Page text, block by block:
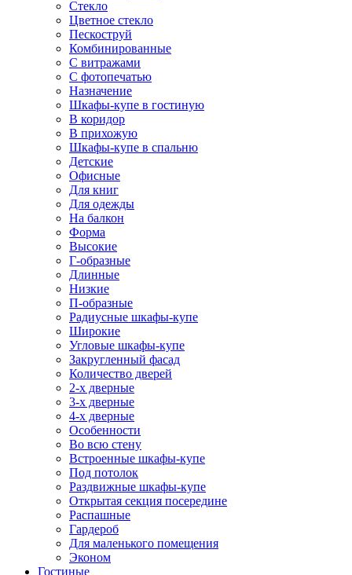
Стекло
Цветное стекло
Пескоструй
Комбинированные
С витражами
С фотопечатью
Назначение
Шкафы-купе в гостиную
В коридор
В прихожую
Шкафы-купе в спальню
Детские
Офисные
Для книг
Для одежды
На балкон
Форма
Высокие
Г-образные
Длинные
Низкие
П-образные
Радиусные шкафы-купе
Широкие
Угловые шкафы-купе
Закругленный фасад
Количество дверей
2-х дверные
3-х дверные
4-х дверные
Особенности
Во всю стену
Встроенные шкафы-купе
Под потолок
Раздвижные шкафы-купе
Открытая секция посередине
Распашные
Гардероб
Для маленького помещения
Эконом
Гостиные